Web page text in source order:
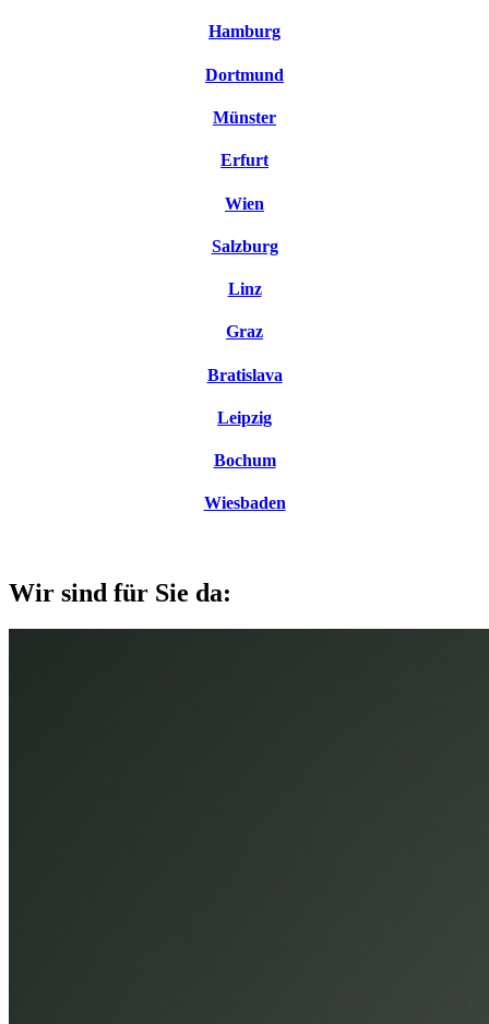
Hamburg
Dortmund
Münster
Erfurt
Wien
Salzburg
Linz
Graz
Bratislava
Leipzig
Bochum
Wiesbaden
Wir sind für Sie da: